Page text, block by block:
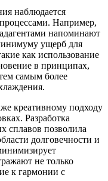
наблюдается
Например,
напоминают
ущерб для
как использование
в принципах,
самым более
креативному подходу
Разработка
сплавов позволила
долговечности и
не только
к гармонии с